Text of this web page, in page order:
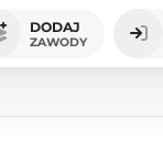
DODAJ
ZAWODY